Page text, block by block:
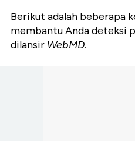
Berikut adalah beberapa
membantu Anda deteksi
dilansir WebMD.